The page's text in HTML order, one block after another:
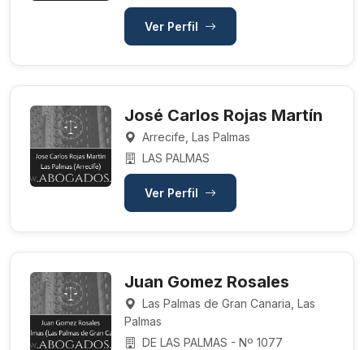
Ver Perfil
José Carlos Rojas Martín
Arrecife, Las Palmas
LAS PALMAS
Ver Perfil
Juan Gomez Rosales
Las Palmas de Gran Canaria, Las
Palmas
DE LAS PALMAS - Nº 1077